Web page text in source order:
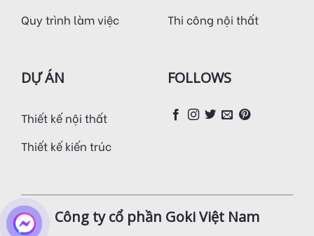
Quy trình làm việc
Thi công nội thất
DỰ ÁN
Thiết kế nội thất
Thiết kế kiến trúc
FOLLOWS
Công ty cổ phần Goki Việt Nam